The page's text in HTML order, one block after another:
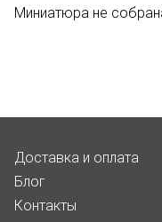
Миниатюра не
Доставка и оплата
Блог
Контакты